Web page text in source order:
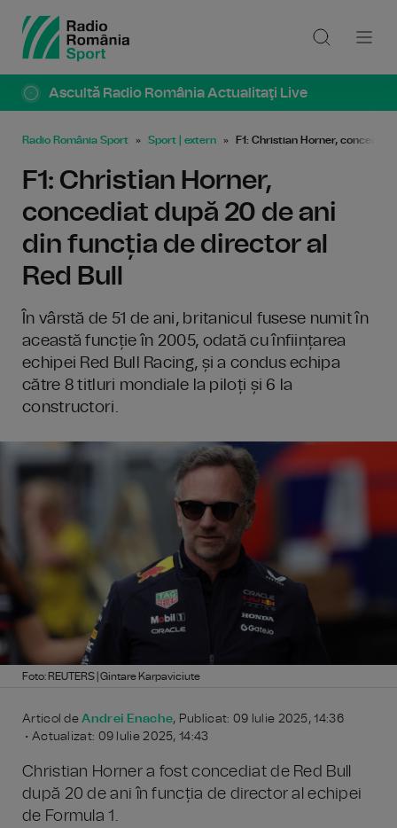
Ascultă Radio România Actualitaţi Live
Radio România Sport Sport | extern F1: Christian Horner,
F1: Christian Horner,
concediat după 20 de ani
din funcția de director al
Red Bull
În vârstă de 51 de ani, britanicul fusese numit în
această funcție în 2005, odată cu înființarea
echipei Red Bull Racing, și a condus echipa
către 8 titluri mondiale la piloți și 6 la
constructori.
Foto: REUTERS | Gintare Karpaviciute
Articol deAndrei Enache, Publicat: 09 Iulie 2025, 14:36
• Actualizat: 09 Iulie 2025, 14:43
Christian Horner a fost concediat de Red Bull
după 20 de ani în funcția de director al echipei
de Formula 1.